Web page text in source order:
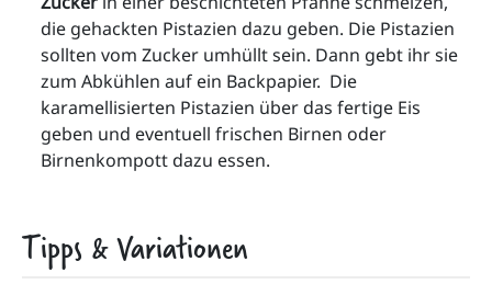
die gehackten Pistazien dazu geben. Die Pistazien
sollten vom Zucker umhüllt sein. Dann gebt ihr sie
zum Abkühlen auf ein Backpapier.  Die
karamellisierten Pistazien über das fertige Eis
geben und eventuell frischen Birnen oder
Birnenkompott dazu essen.
Tipps & Variationen